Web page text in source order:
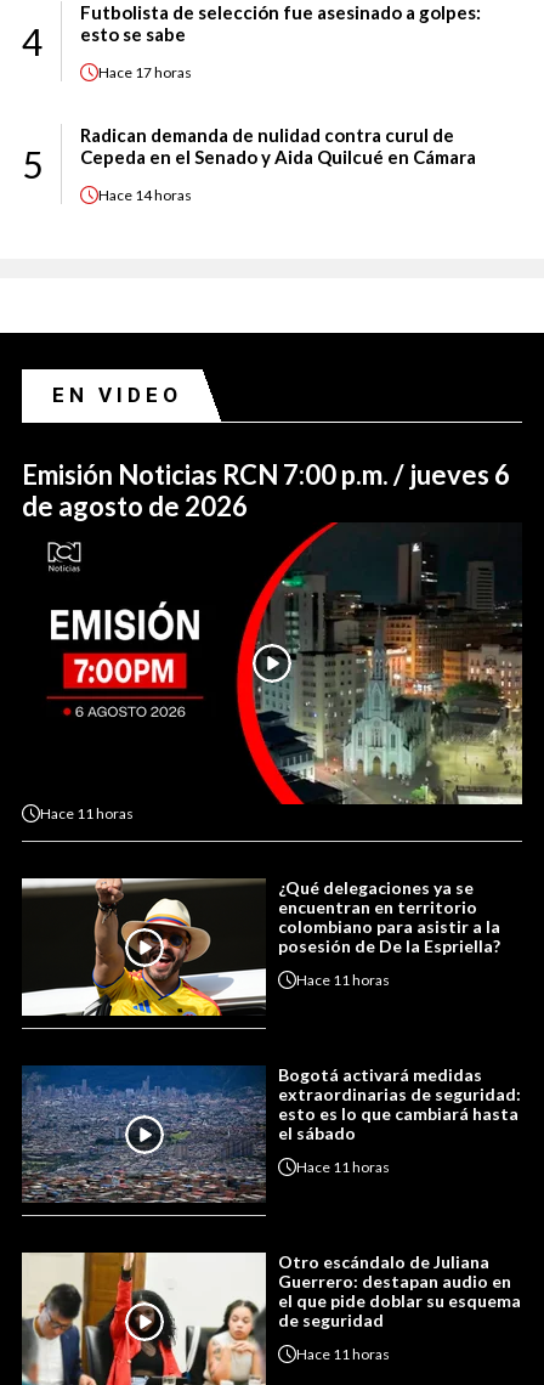
4
Futbolista de selección fue asesinado a golpes:
esto se sabe
Hace 17 horas
5
Radican demanda de nulidad contra curul de
Cepeda en el Senado y Aida Quilcué en Cámara
Hace 14 horas
EN VIDEO
Emisión Noticias RCN 7:00 p.m. / jueves 6
de agosto de 2026
Hace 11 horas
¿Qué delegaciones ya se
encuentran en territorio
colombiano para asistir a la
posesión de De la Espriella?
Hace 11 horas
Bogotá activará medidas
extraordinarias de seguridad:
esto es lo que cambiará hasta
el sábado
Hace 11 horas
Otro escándalo de Juliana
Guerrero: destapan audio en
el que pide doblar su esquema
de seguridad
Hace 11 horas